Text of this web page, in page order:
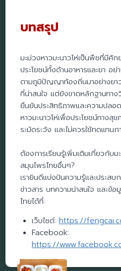
บทสรุป
มะม่วงหาวมะนาวโห่เป็นพืชที่มีศัก
ประโยชน์ทั้งด้านอาหารและยา อย่
ตามภูมิปัญญาท้องถิ่นมาอย่างยา
ที่น่าสนใจ แต่ยังขาดหลักฐานทาง
ยืนยันประสิทธิภาพและความปลอ
หาวมะนาวโห่เพื่อประโยชน์ทางสุ
ระมัดระวัง และไม่ควรใช้ทดแทน
ต้องการเรียนรู้เพิ่มเติมเกี่ยวกับม
สมุนไพรไทยอื่นๆ?
เรายินดีแบ่งปันความรู้และประ
ข่าวสาร บทความน่าสนใจ และข้
ไทยได้ที่:
เว็บไซต์: https://
Facebook:
https://